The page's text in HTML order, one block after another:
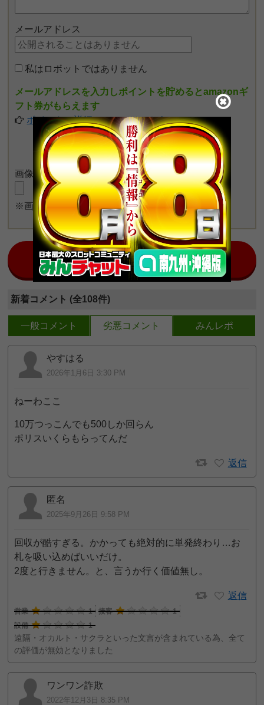
メールアドレス
私はロボットではありません
メールアドレスを入力しポイントを貯めるとamazonギ
フト券がもらえます
ポイントの詳細についてはこちら
画像をアップロード
※画像長押しで一度に4枚まで投稿可能
日本最大のスロット情報コミュニティ！
みんチャット九州南版
新着コメント (全108件)
一般コメント 劣悪コメント みんレポ
やすはる
2026年1月6日 3:30 PM
ねーわここ
10万つっこんでも500しか回らん
ポリスいくらもらってんだ
返信
匿名
2025年9月26日 9:58 PM
回収が酷すぎる。かかっても絶対的に単発終わり…お
札を吸い込めばいいだけ。
2度と行きません。と、言うか行く価値無し。
返信
営業 1 接客
1
設備
1
遠隔・オカルト・サクラといった文言が含まれている為、全て
の評価が無効となりました
ワンワン詐欺
2022年12月3日 8:35 PM